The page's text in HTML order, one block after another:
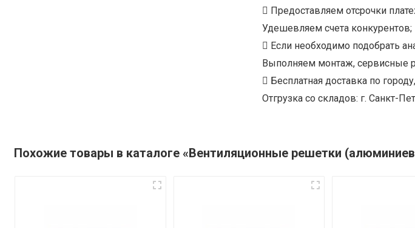
Предоставляем отсрочки
Удешевляем счета конкурентов;
Если необходимо подобрать
Выполняем монтаж, сервисные
Бесплатная доставка по
Отгрузка со складов: г. Санкт-
Похожие товары в каталоге «Вентиляционные решетки